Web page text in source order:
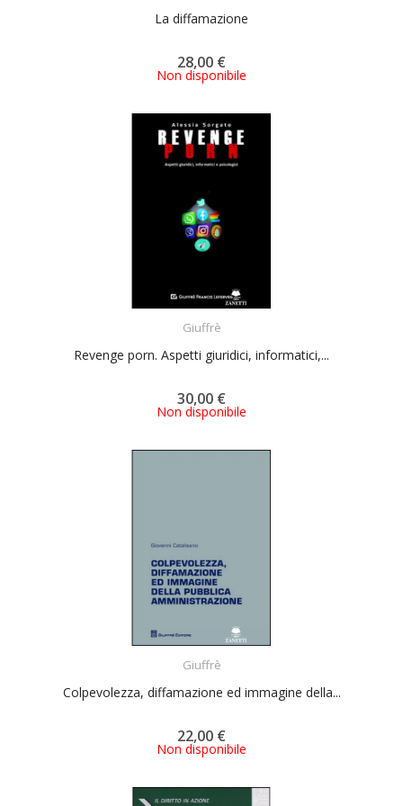
La diffamazione
28,00 €
Non disponibile
Giuffrè
Revenge porn. Aspetti giuridici, informatici,...
30,00 €
Non disponibile
Giuffrè
Colpevolezza, diffamazione ed immagine della...
22,00 €
Non disponibile